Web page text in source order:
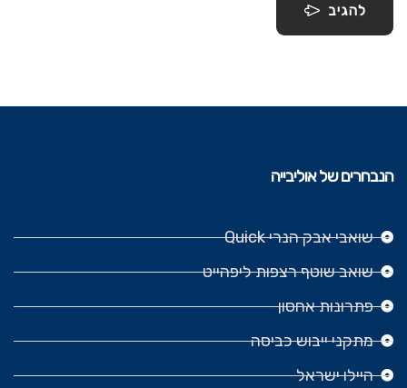
להגיב
הנבחרים של אוליבייה
שואבי אבק הנרי Quick
שואב שוטף רצפות ליפהייט
פתרונות אחסון
מתקני ייבוש כביסה
היילו ישראל